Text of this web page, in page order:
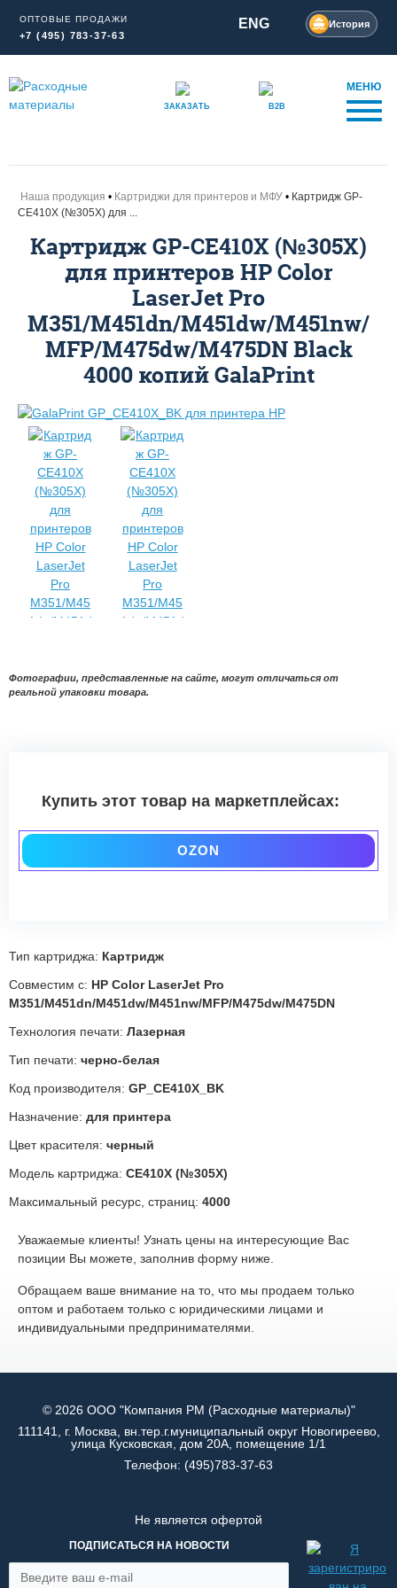
ОПТОВЫЕ ПРОДАЖИ
+7 (495) 783-37-63
ENG История
ЗАКАЗАТЬ B2B
МЕНЮ
Наша продукция Картриджи для принтеров и МФУ
Картридж GP-
CE410X (№305X) для ...
Картридж GP-CE410X (№305X)
для принтеров HP Color
LaserJet Pro
M351/M451dn/M451dw/M451nw/
MFP/M475dw/M475DN Black
4000 копий GalaPrint
Фотографии, представленные на сайте, могут отличаться от
реальной упаковки товара.
Купить этот товар на маркетплейсах:
OZON
Тип картриджа: Картридж
Совместим с: HP Color LaserJet Pro
M351/M451dn/M451dw/M451nw/MFP/M475dw/M475DN
Технология печати: Лазерная
Тип печати: черно-белая
Код производителя: GP_CE410X_BK
Назначение: для принтера
Цвет красителя: черный
Модель картриджа: CE410X (№305X)
Максимальный ресурс, страниц: 4000
Уважаемые клиенты! Узнать цены на интересующие Вас
позиции Вы можете, заполнив форму ниже.
Обращаем ваше внимание на то, что мы продаем только
оптом и работаем только с юридическими лицами и
индивидуальными предпринимателями.
© 2026 ООО "Компания РМ (Расходные материалы)"
111141, г. Москва, вн.тер.г.муниципальный округ Новогиреево,
улица Кусковская, дом 20А, помещение 1/1
Телефон: (495)783-37-63
Не является офертой
ПОДПИСАТЬСЯ НА НОВОСТИ